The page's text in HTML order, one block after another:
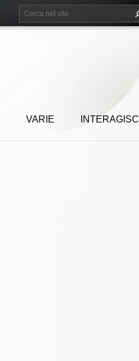
VARIE INTERAGISCI